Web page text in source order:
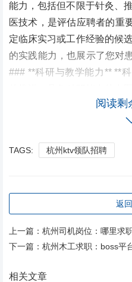
能力，包括但不限于针灸、
医技术，是评估应聘者的重
定临床实习或工作经验的候
的实践能力，也展示了您对
### **科研与教学能力** **
或主导科研项目，发表专业
依据。 **教学能力**：如果
培训机构中，这一点尤为重
通能力**：优秀的医患沟通
医专硕必备的能力之一。
的条件包括：中医硕士学位
阅读剩
TAGS: 杭州ktv领队招聘
返
上一篇： 杭州司机岗位：哪里求
下一篇： 杭州木工求职：boss平
相关文章